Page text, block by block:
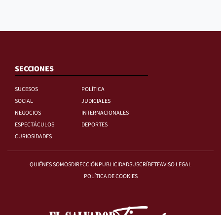
SECCIONES
SUCESOS
POLÍTICA
SOCIAL
JUDICIALES
NEGOCIOS
INTERNACIONALES
ESPECTÁCULOS
DEPORTES
CURIOSIDADES
QUIÉNES SOMOSDIRECCIÓNPUBLICIDADSUSCRÍBETEAVISO LEGAL
POLÍTICA DE COOKIES